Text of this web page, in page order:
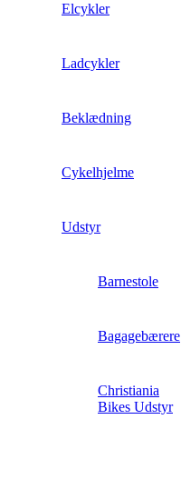
Elcykler
Ladcykler
Beklædning
Cykelhjelme
Udstyr
Barnestole
Bagagebærere
Christiania
Bikes Udstyr